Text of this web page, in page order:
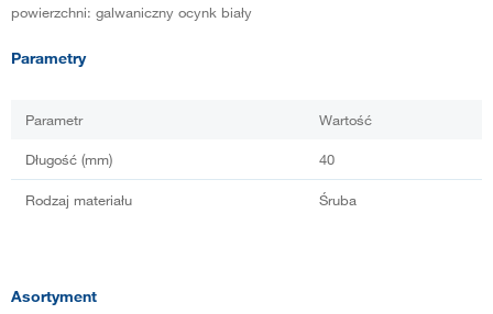
powierzchni: galwaniczny ocynk biały
Parametry
Parametr Wartość
Długość (mm) 40
Rodzaj materiału Śruba
Asortyment